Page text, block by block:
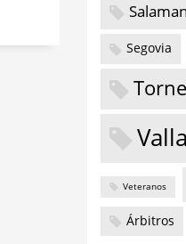
Segovia
Veteranos
Árbitros